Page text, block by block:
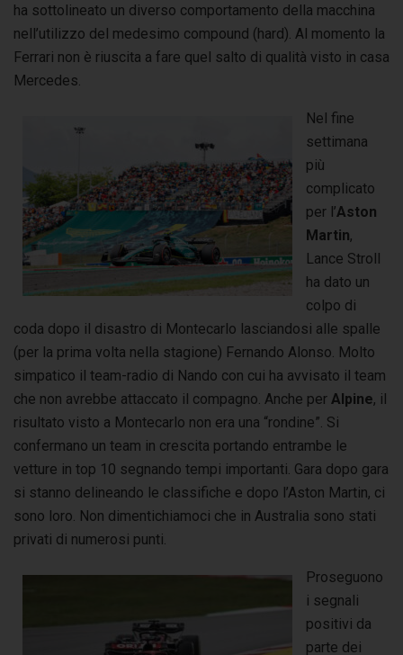
ha sottolineato un diverso comportamento della macchina
nell’utilizzo del medesimo compound (hard). Al momento la
Ferrari non è riuscita a fare quel salto di qualità visto in casa
Mercedes.
Nel fine
settimana
più
complicato
per l’Aston
Martin,
Lance Stroll
ha dato un
colpo di
coda dopo il disastro di Montecarlo lasciandosi alle spalle
(per la prima volta nella stagione) Fernando Alonso. Molto
simpatico il team-radio di Nando con cui ha avvisato il team
che non avrebbe attaccato il compagno. Anche per Alpine, il
risultato visto a Montecarlo non era una “rondine”. Si
confermano un team in crescita portando entrambe le
vetture in top 10 segnando tempi importanti. Gara dopo gara
si stanno delineando le classifiche e dopo l’Aston Martin, ci
sono loro. Non dimentichiamoci che in Australia sono stati
privati di numerosi punti.
Proseguono
i segnali
positivi da
parte dei